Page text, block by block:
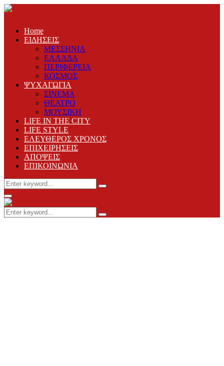
Home
ΕΙΔΗΣΕΙΣ
ΜΕΣΣΗΝΙΑ
ΕΛΛΑΔΑ
ΠΕΡΙΦΕΡΕΙΑ
ΚΟΣΜΟΣ
ΨΥΧΑΓΩΓΙΑ
ΣΙΝΕΜΑ
ΘΕΑΤΡΟ
ΜΟΥΣΙΚΗ
LIFE IN THE CITY
LIFE STYLE
ΕΛΕΥΘΕΡΟΣ ΧΡΟΝΟΣ
ΕΠΙΧΕΙΡΗΣΕΙΣ
ΑΠΟΨΕΙΣ
ΕΠΙΚΟΙΝΩΝΙΑ
Search
for:
Search
Primary
Menu
Search
for:
Search